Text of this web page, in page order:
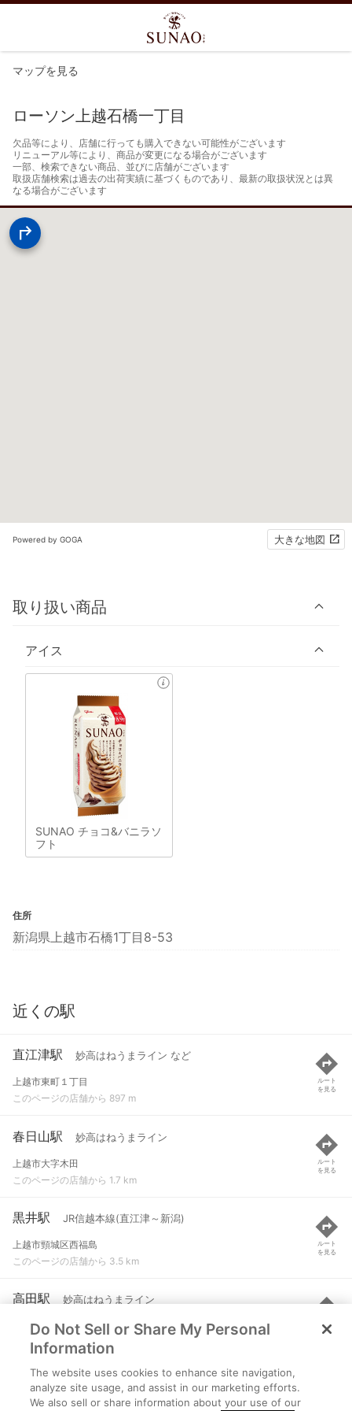
マップを見る
ローソン上越石橋一丁目
欠品等により、店舗に行っても購入できない可能性がございます
リニューアル等により、商品が変更になる場合がございます
一部、検索できない商品、並びに店舗がございます
取扱店舗検索は過去の出荷実績に基づくものであり、最新の取扱状況とは異
なる場合がございます
Powered by GOGA 大きな地図
取り扱い商品
アイス
SUNAO チョコ&バニラソ
フト
住所
新潟県上越市石橋1丁目8-53
近くの駅
直江津駅 妙高はねうまライン など
上越市東町１丁目
このページの店舗から 897 m
ルート
を見る
春日山駅 妙高はねうまライン
上越市大字木田
このページの店舗から 1.7 km
ルート
を見る
黒井駅 JR信越本線(直江津～新潟)
上越市頸城区西福島
このページの店舗から 3.5 km
ルート
を見る
高田駅 妙高はねうまライン
上越市仲町４丁目
このページの店舗から 5.3 km
ルート
を見る
谷浜駅 日本海ひすいライン
上越市大字長浜
Do Not Sell or Share My Personal
Information
The website uses cookies to enhance site navigation,
analyze site usage, and assist in our marketing efforts.
We also sell or share information about your use of our